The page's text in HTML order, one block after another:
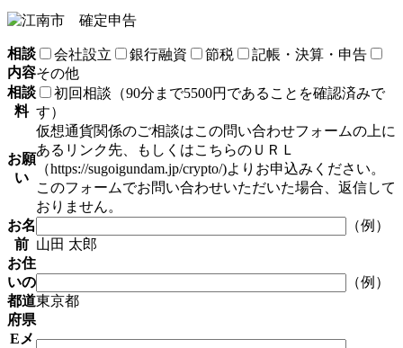
相談
内容
会社設立 銀行融資 節税
記帳・決算・申告
その他
相談
料
初回相談（90分まで5500円であることを確認済みで
す）
お願
い
仮想通貨関係のご相談はこの問い合わせフォームの上に
あるリンク先、もしくはこちらのＵＲＬ
（https://sugoigundam.jp/crypto/)よりお申込みください。
このフォームでお問い合わせいただいた場合、返信して
おりません。
お名
前
（例）
山田 太郎
お住
いの
都道
府県
（例）
東京都
Eメ